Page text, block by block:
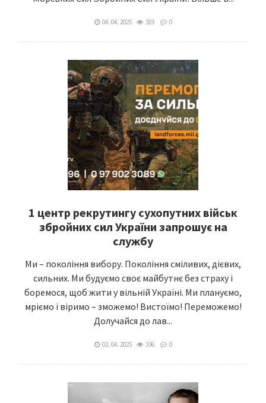
04. 04. 2025 319 0
1 центр рекрутингу сухопутних військ
збройних сил України запрошує на
службу
Ми – покоління вибору. Покоління сміливих, дієвих,
сильних. Ми будуємо своє майбутнє без страху і
боремося, щоб жити у вільній Україні. Ми плануємо,
мріємо і віримо – зможемо! Вистоїмо! Переможемо!
Долучайся до лав...
02. 04. 2025 336 0